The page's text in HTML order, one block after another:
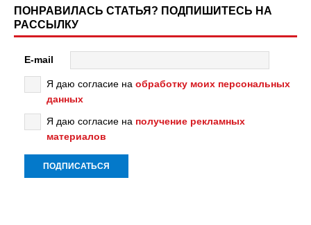
ПОНРАВИЛАСЬ СТАТЬЯ? ПОДПИШИТЕСЬ НА
РАССЫЛКУ
E-mail
Я даю согласие на обработку моих персональных
данных
Я даю согласие на получение рекламных
материалов